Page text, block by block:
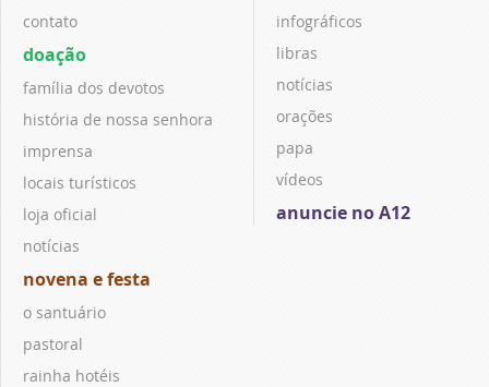
contato
doação
família dos devotos
história de nossa senhora
imprensa
locais turísticos
loja oficial
notícias
novena e festa
o santuário
pastoral
rainha hotéis
infográficos
libras
notícias
orações
papa
vídeos
anuncie no A12